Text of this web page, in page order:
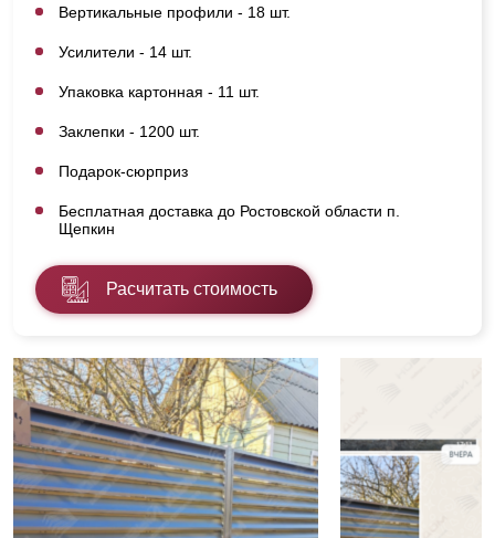
Вертикальные профили - 18 шт.
Усилители - 14 шт.
Упаковка картонная - 11 шт.
Заклепки - 1200 шт.
Подарок-сюрприз
Бесплатная доставка до Ростовской области п.
Щепкин
Расчитать стоимость